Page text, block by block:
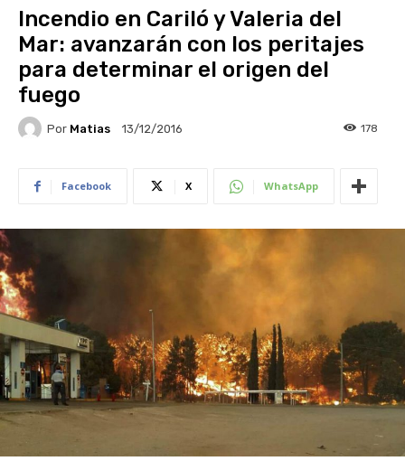
Incendio en Cariló y Valeria del
Mar: avanzarán con los peritajes
para determinar el origen del
fuego
Por Matias 13/12/2016 178
Facebook X WhatsApp